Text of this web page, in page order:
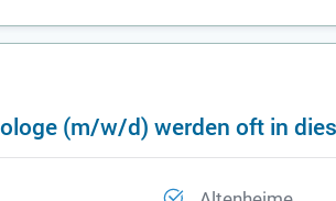
(m/w/d) werden oft in